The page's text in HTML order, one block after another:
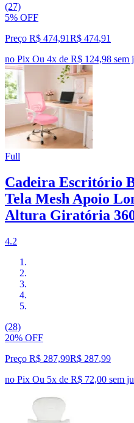
(27)
5% OFF
Preço R$ 474,91R$ 474,91
no Pix Ou 4x de R$ 124,98 sem
Full
Cadeira Escritório
Tela Mesh Apoio
Altura Giratória
4.2
(28)
20% OFF
Preço R$ 287,99R$ 287,99
no Pix Ou 5x de R$ 72,00 sem